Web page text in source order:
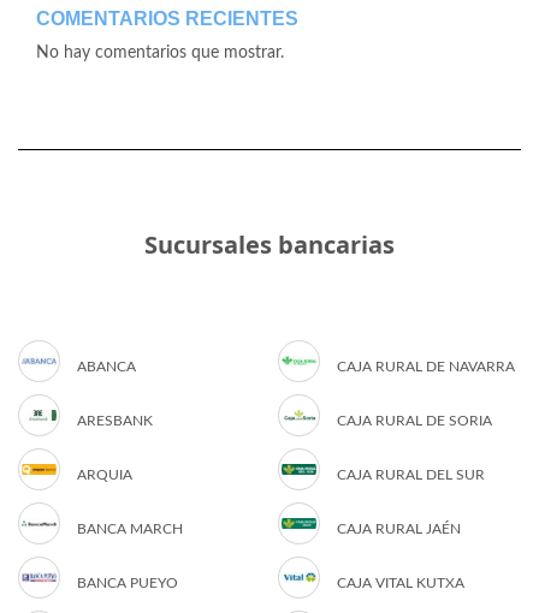
COMENTARIOS RECIENTES
No hay comentarios que mostrar.
Sucursales bancarias
ABANCA
ARESBANK
ARQUIA
BANCA MARCH
BANCA PUEYO
CAJA RURAL DE NAVARRA
CAJA RURAL DE SORIA
CAJA RURAL DEL SUR
CAJA RURAL JAÉN
CAJA VITAL KUTXA